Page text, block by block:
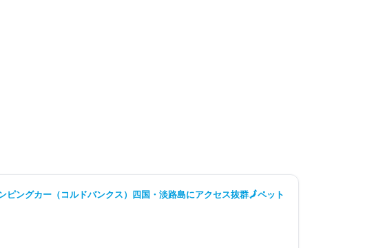
ングカー（コルドバンクス）四国・淡路島にアクセス抜群🗾ペット